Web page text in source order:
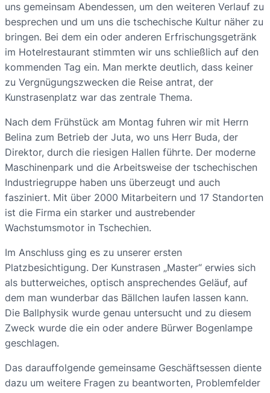
uns gemeinsam Abendessen, um den weiteren Verlauf zu
besprechen und um uns die tschechische Kultur näher zu
bringen. Bei dem ein oder anderen Erfrischungsgetränk
im Hotelrestaurant stimmten wir uns schließlich auf den
kommenden Tag ein. Man merkte deutlich, dass keiner
zu Vergnügungszwecken die Reise antrat, der
Kunstrasenplatz war das zentrale Thema.
Nach dem Frühstück am Montag fuhren wir mit Herrn
Belina zum Betrieb der Juta, wo uns Herr Buda, der
Direktor, durch die riesigen Hallen führte. Der moderne
Maschinenpark und die Arbeitsweise der tschechischen
Industriegruppe haben uns überzeugt und auch
fasziniert. Mit über 2000 Mitarbeitern und 17 Standorten
ist die Firma ein starker und austrebender
Wachstumsmotor in Tschechien.
Im Anschluss ging es zu unserer ersten
Platzbesichtigung. Der Kunstrasen „Master“ erwies sich
als butterweiches, optisch ansprechendes Geläuf, auf
dem man wunderbar das Bällchen laufen lassen kann.
Die Ballphysik wurde genau untersucht und zu diesem
Zweck wurde die ein oder andere Bürwer Bogenlampe
geschlagen.
Das darauffolgende gemeinsame Geschäftsessen diente
dazu um weitere Fragen zu beantworten, Problemfelder